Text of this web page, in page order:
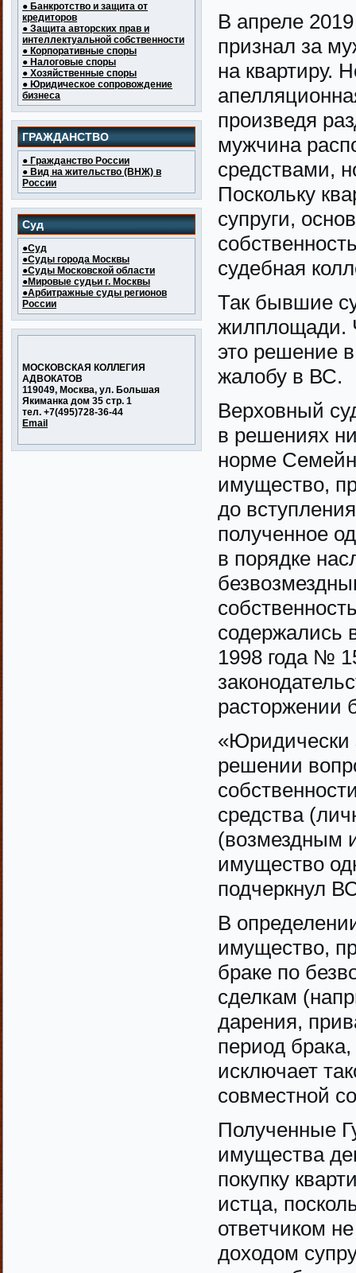
● Банкротство и защита от
кредиторов
● Защита авторских прав и
интеллектуальной собственности
● Корпоративные споры
● Налоговые споры
● Хозяйственные споры
● Юридическое сопровождение
бизнеса
ГРАЖДАНСТВО
● Гражданство России
● Вид на жительство (ВНЖ) в
России
Суд
●Суд
●Суды города Москвы
●Суды Московской области
●Мировые судьи г. Москвы
●Арбитражные суды регионов
России
МОСКОВСКАЯ КОЛЛЕГИЯ
АДВОКАТОВ
119049, Москва, ул. Большая
Якиманка дом 35 стр. 1
тел. +7(495)728-36-44
Email
В апреле
признал за
на квартиру.
произведя
мужчина
средствами,
Поскольку
супруги,
судебная
Так бывшие
жилплощади.
это решение
жалобу в ВС.
Верховный
в решениях
норме
имущество,
до
полученное
в порядке
содержались
1998 года №
расторжении
«Юридически
решении
средства
(возмездным
имущество
подчеркнул
В
имущество,
браке по
сделкам
дарения,
период
исключает
совместной
Полученные
имущества
покупку
истца,
ответчиком
доходом